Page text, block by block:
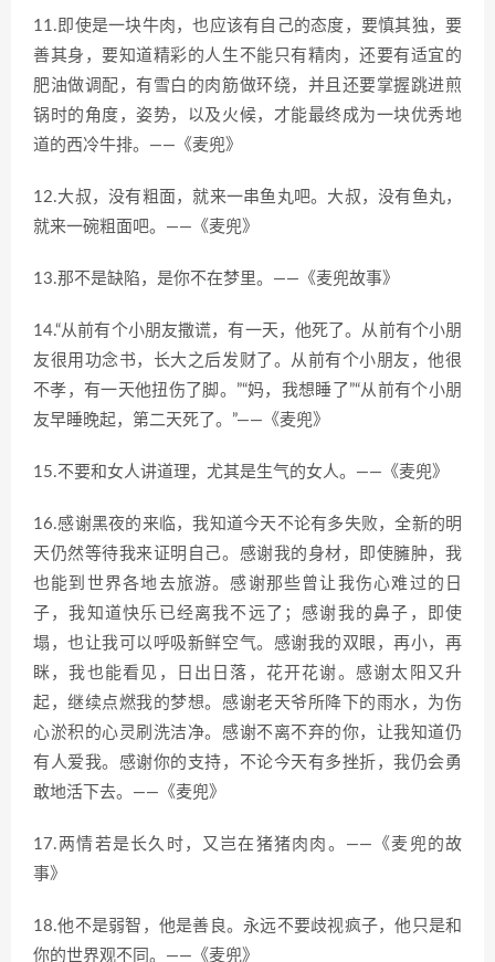
11.即使是一块牛肉，也应该有自己的态度，要慎其独，要
善其身，要知道精彩的人生不能只有精肉，还要有适宜的
肥油做调配，有雪白的肉筋做环绕，并且还要掌握跳进煎
锅时的角度，姿势，以及火候，才能最终成为一块优秀地
道的西冷牛排。——《麦兜》
12.大叔，没有粗面，就来一串鱼丸吧。大叔，没有鱼丸，
就来一碗粗面吧。——《麦兜》
13.那不是缺陷，是你不在梦里。——《麦兜故事》
14.“从前有个小朋友撒谎，有一天，他死了。从前有个小朋
友很用功念书，长大之后发财了。从前有个小朋友，他很
不孝，有一天他扭伤了脚。”“妈，我想睡了”“从前有个小朋
友早睡晚起，第二天死了。”——《麦兜》
15.不要和女人讲道理，尤其是生气的女人。——《麦兜》
16.感谢黑夜的来临，我知道今天不论有多失败，全新的明
天仍然等待我来证明自己。感谢我的身材，即使臃肿，我
也能到世界各地去旅游。感谢那些曾让我伤心难过的日
子，我知道快乐已经离我不远了；感谢我的鼻子，即使
塌，也让我可以呼吸新鲜空气。感谢我的双眼，再小，再
眯，我也能看见，日出日落，花开花谢。感谢太阳又升
起，继续点燃我的梦想。感谢老天爷所降下的雨水，为伤
心淤积的心灵刷洗洁净。感谢不离不弃的你，让我知道仍
有人爱我。感谢你的支持，不论今天有多挫折，我仍会勇
敢地活下去。——《麦兜》
17.两情若是长久时，又岂在猪猪肉肉。——《麦兜的故
事》
18.他不是弱智，他是善良。永远不要歧视疯子，他只是和
你的世界观不同。——《麦兜》